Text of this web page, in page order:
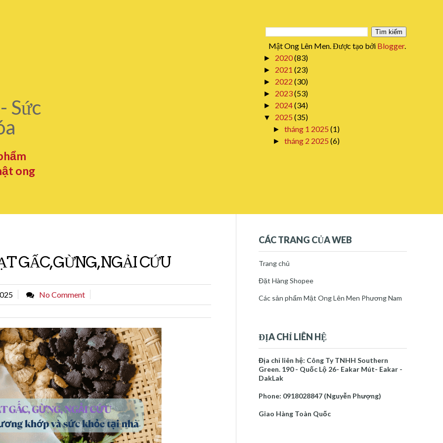
Sức
ong
Mật Ong Lên Men. Được tạo bởi Blogger.
► 2020(83)
► 2021 (23)
► 2022 (30)
► 2023(53)
► 2024(34)
▼ 2025 (35)
►tháng 1 2025(1)
►tháng 2 2025(6)
►tháng 8 2025(2)
▼thg 9 05(1)
► tháng 10 2025
►tháng 11 2025
tháng 12 2025
2026
Trang chủ
Về Tác Giả
Tôi là một người thích mày mò
làm những sản phẩm chăm sóc
GẤC, GỪNG, NGẢI CỨU
No Comment
CÁC TRANG CỦA WEB
Trang chủ
Đặt Hàng Shopee
Các sản phẩm Mật Ong Lên Men Phương Nam
ĐỊA CHỈ LIÊN HỆ
Địa chỉ liên hệ: Công Ty TNHH Southern
Green. 190 - Quốc Lộ 26- Eakar Mút- Eakar -
DakLak
Phone: 0918028847 (Nguyễn Phượng)
Giao Hàng Toàn Quốc